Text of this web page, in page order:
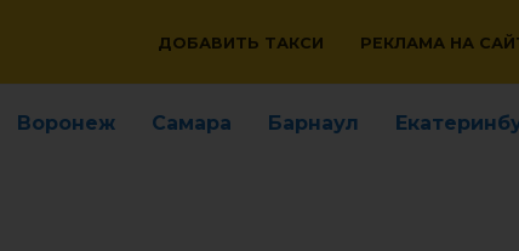
ДОБАВИТЬ ТАКСИ РЕКЛАМА НА
Воронеж Самара Барнаул